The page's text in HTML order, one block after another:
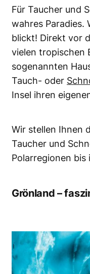
Für Taucher und
wahres Paradies.
blickt! Direkt vor
vielen tropischen
sogenannten
Tauch- oder
Insel ihren
Wir stellen Ihnen
Taucher und
Polarregionen bis
Grönland –